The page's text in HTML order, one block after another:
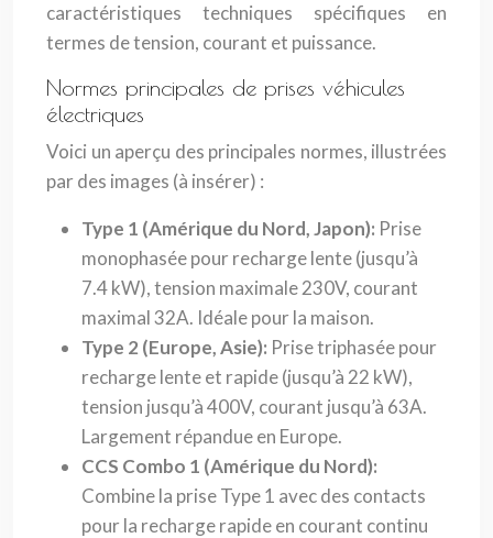
caractéristiques techniques spécifiques en
termes de tension, courant et puissance.
Normes principales de prises véhicules
électriques
Voici un aperçu des principales normes, illustrées
par des images (à insérer) :
Type 1 (Amérique du Nord, Japon): Prise
monophasée pour recharge lente (jusqu’à
7.4 kW), tension maximale 230V, courant
maximal 32A. Idéale pour la maison.
Type 2 (Europe, Asie): Prise triphasée pour
recharge lente et rapide (jusqu’à 22 kW),
tension jusqu’à 400V, courant jusqu’à 63A.
Largement répandue en Europe.
CCS Combo 1 (Amérique du Nord):
Combine la prise Type 1 avec des contacts
pour la recharge rapide en courant continu